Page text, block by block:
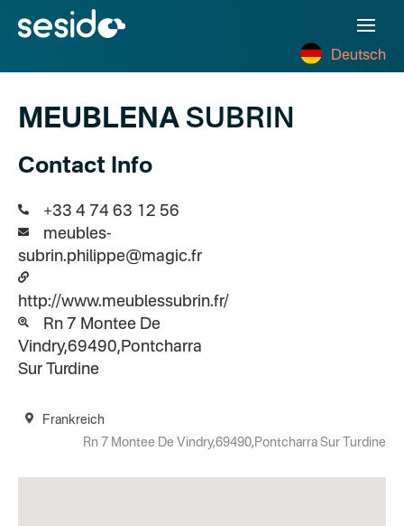
Deutsch
MEUBLENA SUBRIN
Contact Info
+33 4 74 63 12 56
meubles-
subrin.philippe@magic.fr
http://www.meublessubrin.fr/
Rn 7 Montee De
Vindry,69490,Pontcharra
Sur Turdine
Frankreich
Rn 7 Montee De Vindry,69490,Pontcharra Sur Turdine